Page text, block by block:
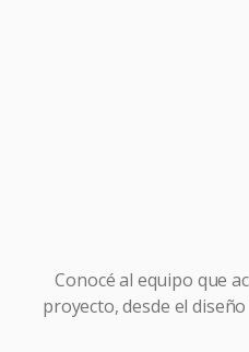
Conocé al equipo que
proyecto, desde el